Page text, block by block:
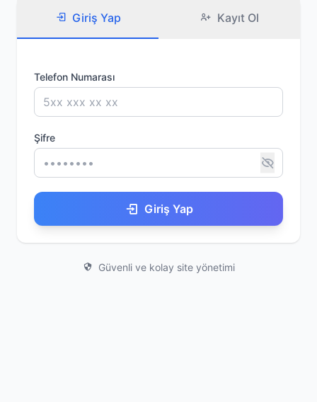
Giriş Yap Kayıt Ol
Telefon Numarası
Şifre
Giriş Yap
Güvenli ve kolay site yönetimi